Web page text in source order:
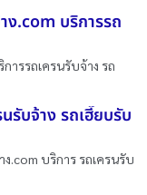
ง.com บริการรถ
ารรถเครนรับจ้าง รถ
รับจ้าง รถเฮี๊ยบรับ
.com บริการ รถเครนรับ